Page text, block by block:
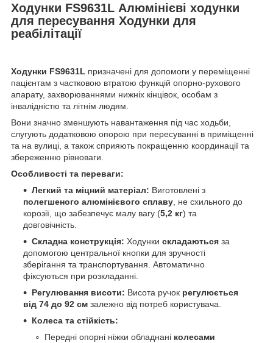
Ходунки FS9631L Алюмінієві ходунки
для пересування Ходунки для
реабілітації
Ходунки FS9631L призначені для допомоги у переміщенні
пацієнтам з частковою втратою функцій опорно-рухового
апарату, захворюваннями нижніх кінцівок, особам з
інвалідністю та літнім людям.
Вони значно зменшують навантаження під час ходьби,
слугують додатковою опорою при пересуванні в приміщенні
та на вулиці, а також сприяють покращенню координації та
збереженню рівноваги.
Особливості та переваги:
Легкий та міцний матеріал: Виготовлені з
полегшеного алюмінієвого сплаву, не схильного до
корозії, що забезпечує малу вагу (5,2 кг) та
довговічність.
Складна конструкція: Ходунки складаються за
допомогою центральної кнопки для зручності
зберігання та транспортування. Автоматично
фіксуються при розкладанні.
Регулювання висоти: Висота ручок регулюється
від 74 до 92 см залежно від потреб користувача.
Колеса та стійкість:
Передні опорні ніжки обладнані колесами